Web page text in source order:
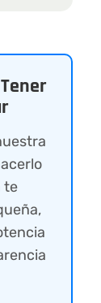
te